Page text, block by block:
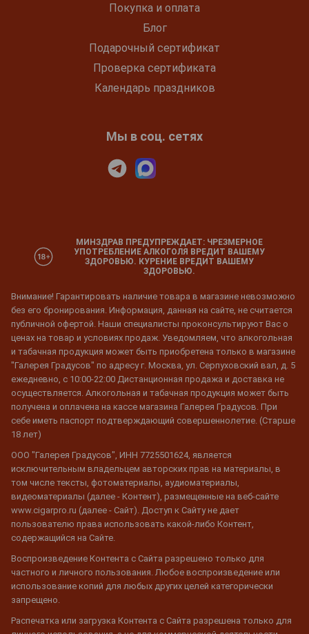
Покупка и оплата
Блог
Подарочный сертификат
Проверка сертификата
Календарь праздников
Мы в соц. сетях
МИНЗДРАВ ПРЕДУПРЕЖДАЕТ: ЧРЕЗМЕРНОЕ
УПОТРЕБЛЕНИЕ АЛКОГОЛЯ ВРЕДИТ ВАШЕМУ
ЗДОРОВЬЮ. КУРЕНИЕ ВРЕДИТ ВАШЕМУ
ЗДОРОВЬЮ.
Внимание! Гарантировать наличие товара в магазине невозможно
без его бронирования. Информация, данная на сайте, не считается
публичной офертой. Наши специалисты проконсультируют Вас о
ценах на товар и условиях продаж. Уведомляем, что алкогольная
и табачная продукция может быть приобретена только в магазине
"Галерея Градусов" по адресу г. Москва, ул. Серпуховский вал, д. 5
ежедневно, с 10:00-22:00 Дистанционная продажа и доставка не
осуществляется. Алкогольная и табачная продукция может быть
получена и оплачена на кассе магазина Галерея Градусов. При
себе иметь паспорт подтверждающий совершеннолетие. (Старше
18 лет)
ООО "Галерея Градусов", ИНН 7725501624, является
исключительным владельцем авторских прав на материалы, в
том числе тексты, фотоматериалы, аудиоматериалы,
видеоматериалы (далее - Контент), размещенные на веб-сайте
www.cigarpro.ru (далее - Сайт). Доступ к Сайту не дает
пользователю права использовать какой-либо Контент,
содержащийся на Сайте.
Воспроизведение Контента с Сайта разрешено только для
частного и личного пользования. Любое воспроизведение или
использование копий для любых других целей категорически
запрещено.
Распечатка или загрузка Контента с Сайта разрешена только для